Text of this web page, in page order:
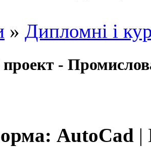
» Дипломні і
-
AutoCad |